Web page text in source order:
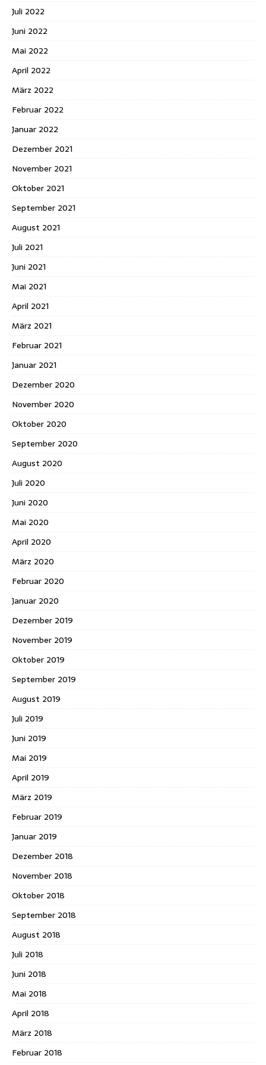
Juli 2022
Juni 2022
Mai 2022
April 2022
März 2022
Februar 2022
Januar 2022
Dezember 2021
November 2021
Oktober 2021
September 2021
August 2021
Juli 2021
Juni 2021
Mai 2021
April 2021
März 2021
Februar 2021
Januar 2021
Dezember 2020
November 2020
Oktober 2020
September 2020
August 2020
Juli 2020
Juni 2020
Mai 2020
April 2020
März 2020
Februar 2020
Januar 2020
Dezember 2019
November 2019
Oktober 2019
September 2019
August 2019
Juli 2019
Juni 2019
Mai 2019
April 2019
März 2019
Februar 2019
Januar 2019
Dezember 2018
November 2018
Oktober 2018
September 2018
August 2018
Juli 2018
Juni 2018
Mai 2018
April 2018
März 2018
Februar 2018